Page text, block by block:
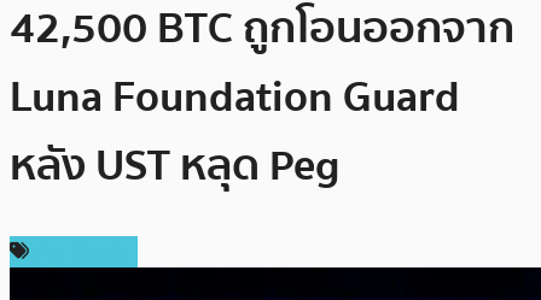
42,500 BTC ถูกโอนออกจาก
Luna Foundation Guard
หลัง UST หลุด Peg